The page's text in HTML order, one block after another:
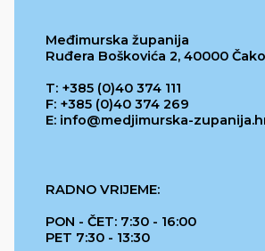
Međimurska županija
Ruđera Boškovića 2, 40000
T: +385 (0)40 374 111
F: +385 (0)40 374 269
E: info@medjimurska-
RADNO VRIJEME:
PON - ČET: 7:30 - 16:00
PET 7:30 - 13:30